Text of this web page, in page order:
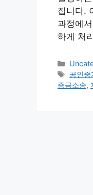
집니다.
과정에
하게 처
Tags
공인
증금소송,